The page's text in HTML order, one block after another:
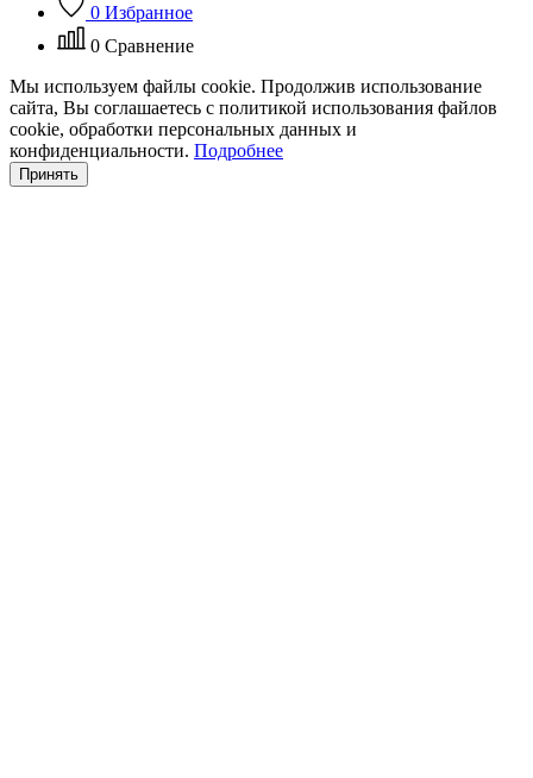
0 Избранное
0 Сравнение
Мы используем файлы cookie. Продолжив использование
сайта, Вы соглашаетесь с политикой использования файлов
cookie, обработки персональных данных и
конфиденциальности. Подробнее
Принять